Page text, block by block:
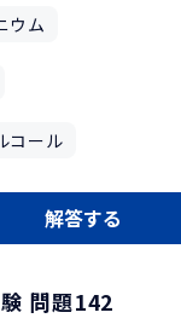
ウム
コール
解答する
問題142